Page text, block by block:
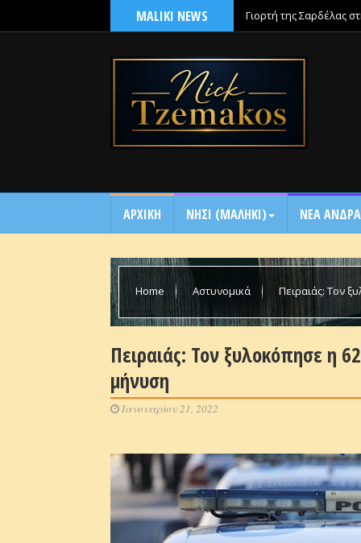
MALIKI NEWS Γιορτή της Σαρδέλας
ΑΡΧΙΚΗ NΗΣΙ (ΜΑΛΗΚΙ) ΝΕΑ
Home Αστυνομικά Πειραιάς: Τον
Πειραιάς: Τον ξυλοκόπησε η
μήνυση
Ιανουαρίου 21, 2022